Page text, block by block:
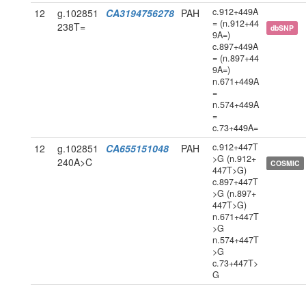
12
g.102851
238T=
CA3194756278 PAH
c.912+449A
= (n.912+44
9A=)
c.897+449A
= (n.897+44
9A=)
n.671+449A
=
n.574+449A
=
c.73+449A=
dbSNP
12
g.102851
240A>C
CA655151048 PAH
c.912+447T
>G (n.912+
447T>G)
c.897+447T
>G (n.897+
447T>G)
n.671+447T
>G
n.574+447T
>G
c.73+447T>
G
COSMIC